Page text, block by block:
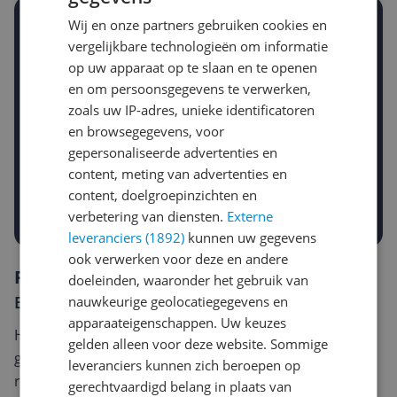
Stel een alert in en mis geen prijsdaling
Krijg een seintje zodra de prijs zakt
Jouw e-mailadres
Gewenste daling of bedrag
-10% -15%
Gewenste prijs
€
Prijsalert aanzetten
Reviews
Er zijn nog geen reviews geschreven
Heb jij dit product in bezit en wil je graag je mening
geven? Start dan hieronder met het schrijven van je
review. Afhankelijk van de details duurt het schrijven
Wij en onze partners gebruiken cookies en
vergelijkbare technologieën om informatie
op uw apparaat op te slaan en te openen
en om persoonsgegevens te verwerken,
zoals uw IP-adres, unieke identificatoren
en browsegegevens, voor
gepersonaliseerde advertenties en
content, meting van advertenties en
content, doelgroepinzichten en
verbetering van diensten. Externe
leveranciers (1892) kunnen uw gegevens
ook verwerken voor deze en andere
doeleinden, waaronder het gebruik van
nauwkeurige geolocatiegegevens en
apparaateigenschappen. Uw keuzes
gelden alleen voor deze website. Sommige
leveranciers kunnen zich beroepen op
gerechtvaardigd belang in plaats van